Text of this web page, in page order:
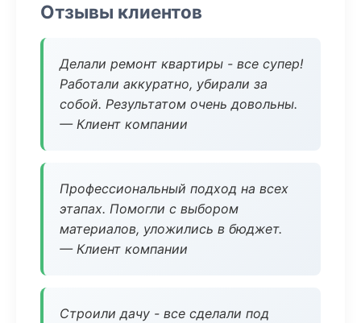
Отзывы клиентов
Делали ремонт квартиры - все супер!
Работали аккуратно, убирали за
собой. Результатом очень довольны.
— Клиент компании
Профессиональный подход на всех
этапах. Помогли с выбором
материалов, уложились в бюджет.
— Клиент компании
Строили дачу - все сделали под